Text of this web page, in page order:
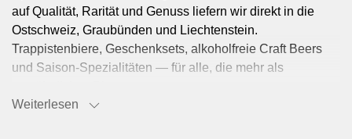
auf Qualität, Rarität und Genuss liefern wir direkt in die
Ostschweiz, Graubünden und Liechtenstein.
Trappistenbiere, Geschenksets, alkoholfreie Craft Beers
und Saison-Spezialitäten — für alle, die mehr als
Weiterlesen